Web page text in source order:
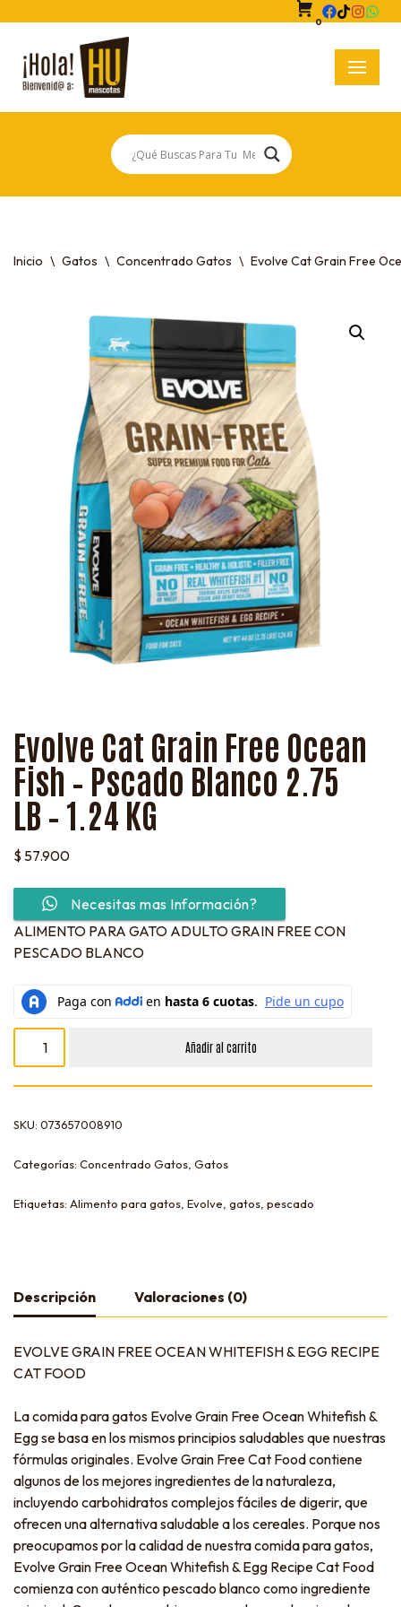
Saltar
al
contenido
0
Inicio \ Gatos \ Concentrado Gatos \ Evolve Cat Grain Free
Evolve Cat Grain Free Ocean
Fish – Pscado Blanco 2.75
LB – 1.24 KG
$ 57.900
Necesitas mas Información?
ALIMENTO PARA GATO ADULTO GRAIN FREE CON
PESCADO BLANCO
Añadir al carrito
SKU: 073657008910
Categorías: Concentrado Gatos Gatos
Etiquetas: Alimento para gatos Evolve gatos pescado
Descripción Valoraciones (0)
EVOLVE GRAIN FREE OCEAN WHITEFISH & EGG RECIPE
CAT FOOD
La comida para gatos Evolve Grain Free Ocean Whitefish &
Egg se basa en los mismos principios saludables que nuestras
fórmulas originales. Evolve Grain Free Cat Food contiene
algunos de los mejores ingredientes de la naturaleza,
incluyendo carbohidratos complejos fáciles de digerir, que
ofrecen una alternativa saludable a los cereales. Porque nos
preocupamos por la calidad de nuestra comida para gatos,
Evolve Grain Free Ocean Whitefish & Egg Recipe Cat Food
comienza con auténtico pescado blanco como ingrediente